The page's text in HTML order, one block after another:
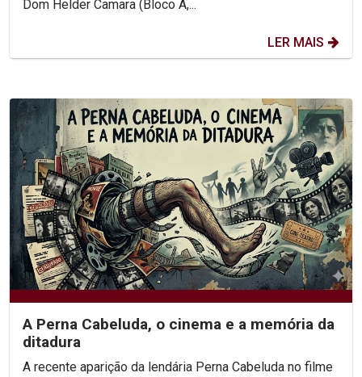
Dom Helder Camara (Bloco A,...
LER MAIS
A Perna Cabeluda, o cinema e a memória da
ditadura
A recente aparição da lendária Perna Cabeluda no filme